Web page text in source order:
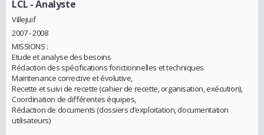
LCL - Analyste
Villejuif
2007 - 2008
MISSIONS :
Etude et analyse des besoins
Rédaction des spécifications fonctionnelles et techniques
Maintenance corrective et évolutive,
Recette et suivi de recette (cahier de recette, organisation, exécution),
Coordination de différentes équipes,
Rédaction de documents (dossiers d’exploitation, documentation
utilisateurs)